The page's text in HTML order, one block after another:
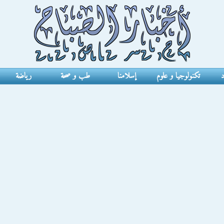
تكنولوجيا و علوم إسلامنا طب و صحة رياضة